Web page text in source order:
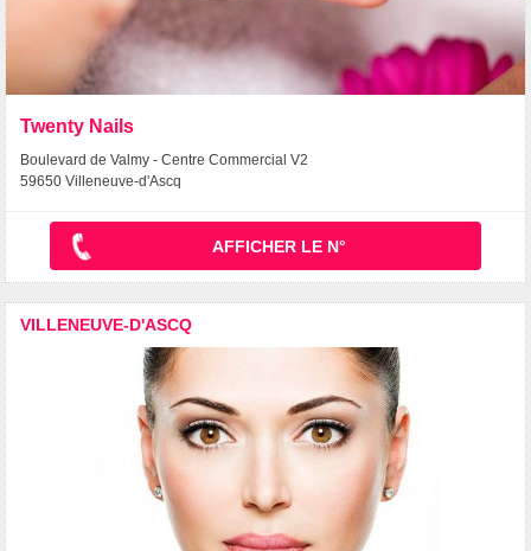
Twenty Nails
Boulevard de Valmy - Centre Commercial V2
59650 Villeneuve-d'Ascq
AFFICHER LE N°
VILLENEUVE-D'ASCQ